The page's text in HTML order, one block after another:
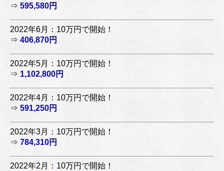
⇒ 595,580円
2022年6月：10万円で開始！
⇒ 406,870円
2022年5月：10万円で開始！
⇒ 1,102,800円
2022年4月：10万円で開始！
⇒ 591,250円
2022年3月：10万円で開始！
⇒ 784,310円
2022年2月：10万円で開始！